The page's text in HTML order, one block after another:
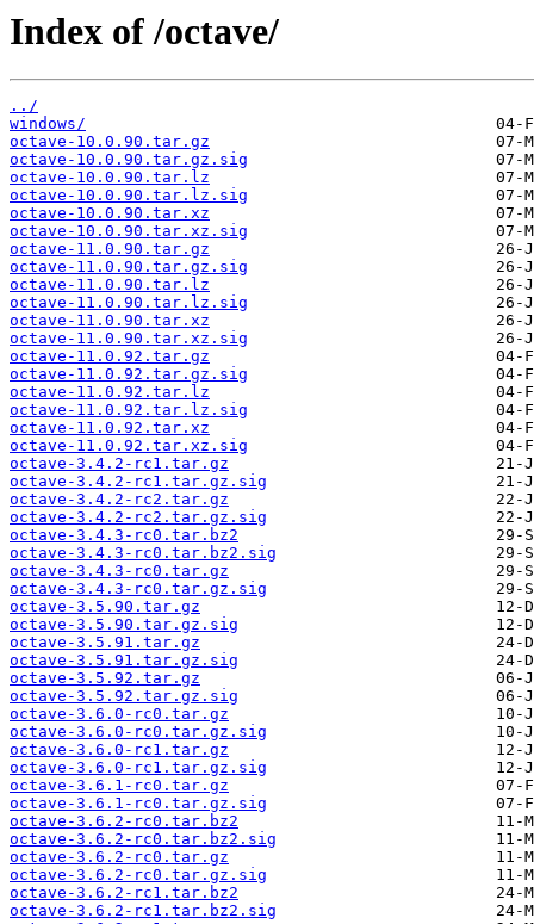
Index of /octave/
../
windows/
octave-10.0.90.tar.gz
octave-10.0.90.tar.gz.sig
octave-10.0.90.tar.lz
octave-10.0.90.tar.lz.sig
octave-10.0.90.tar.xz
octave-10.0.90.tar.xz.sig
octave-11.0.90.tar.gz
octave-11.0.90.tar.gz.sig
octave-11.0.90.tar.lz
octave-11.0.90.tar.lz.sig
octave-11.0.90.tar.xz
octave-11.0.90.tar.xz.sig
octave-11.0.92.tar.gz
octave-11.0.92.tar.gz.sig
octave-11.0.92.tar.lz
octave-11.0.92.tar.lz.sig
octave-11.0.92.tar.xz
octave-11.0.92.tar.xz.sig
octave-3.4.2-rc1.tar.gz
octave-3.4.2-rc1.tar.gz.sig
octave-3.4.2-rc2.tar.gz
octave-3.4.2-rc2.tar.gz.sig
octave-3.4.3-rc0.tar.bz2
octave-3.4.3-rc0.tar.bz2.sig
octave-3.4.3-rc0.tar.gz
octave-3.4.3-rc0.tar.gz.sig
octave-3.5.90.tar.gz
octave-3.5.90.tar.gz.sig
octave-3.5.91.tar.gz
octave-3.5.91.tar.gz.sig
octave-3.5.92.tar.gz
octave-3.5.92.tar.gz.sig
octave-3.6.0-rc0.tar.gz
octave-3.6.0-rc0.tar.gz.sig
octave-3.6.0-rc1.tar.gz
octave-3.6.0-rc1.tar.gz.sig
octave-3.6.1-rc0.tar.gz
octave-3.6.1-rc0.tar.gz.sig
octave-3.6.2-rc0.tar.bz2
octave-3.6.2-rc0.tar.bz2.sig
octave-3.6.2-rc0.tar.gz
octave-3.6.2-rc0.tar.gz.sig
octave-3.6.2-rc1.tar.bz2
octave-3.6.2-rc1.tar.bz2.sig